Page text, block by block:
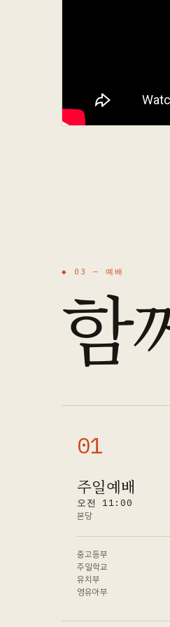
◆ 03 — 예배
함
01
주일예배
오전 11:00
본당
중고등부
주일학교
유치부
영유아부